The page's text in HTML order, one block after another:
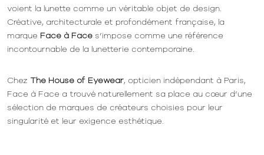
voient la lunette comme un véritable objet de design.
Créative, architecturale et profondément française, la
marque Face à Faces’impose comme une référence
incontournable de la lunetterie contemporaine.
Chez The House of Eyewear, opticien indépendant à Paris,
Face à Face a trouvé naturellement sa place au cœur d’une
sélection de marques de créateurs choisies pour leur
singularité et leur exigence esthétique.